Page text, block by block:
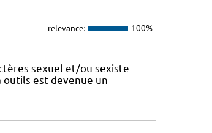
relevance: 100%
sexuel et/ou sexiste
outils est devenue un